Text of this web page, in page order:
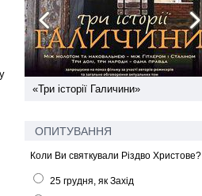
«Три історії Галичини»
ОПИТУВАННЯ
Коли Ви святкували Різдво Христове?
25 грудня, як Захід